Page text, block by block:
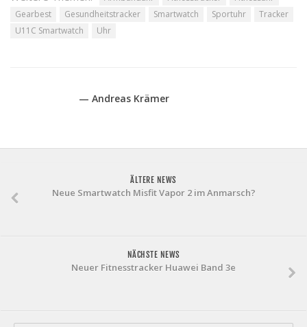
Gearbest
Gesundheitstracker Smartwatch Sportuhr
Tracker
U11C Smartwatch
Uhr
— Andreas Krämer
ÄLTERE NEWS
Neue Smartwatch Misfit Vapor 2 im Anmarsch?
NÄCHSTE NEWS
Neuer Fitnesstracker Huawei Band 3e